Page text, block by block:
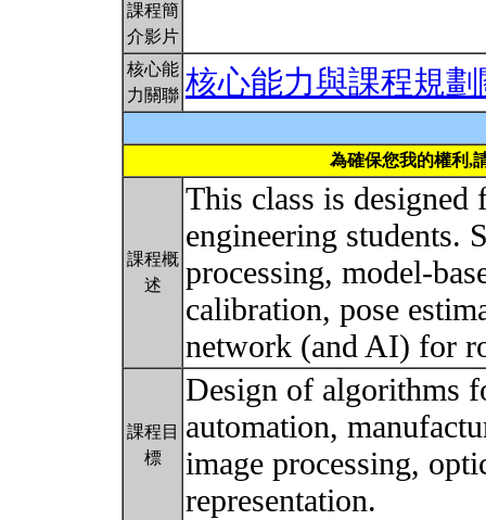
課程簡
介影片
核心能
力關聯 核心能力與課程規
為確保您我的權利,
課程概
述
This class is
engineering students.
processing, model-
calibration, pose
network (and AI) for
課程目
標
Design of algorithms
automation,
image processing,
representation.